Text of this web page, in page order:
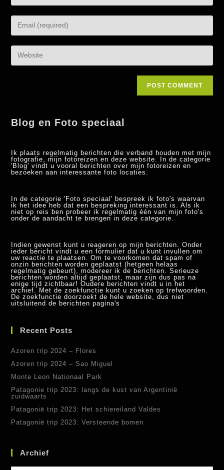
Blog en Foto speciaal
Ik plaats regelmatig berichten die verband houden met mijn
fotografie, mijn fotoreizen en deze website. In de categorie
'Blog' vindt u vooral berichten over mijn fotoreizen en
bezoeken aan interessante foto locaties.
In de categorie 'Foto speciaal' bespreek ik foto's waarvan
ik het idee heb dat een bespreking interessant is. Als ik
niet op reis ben probeer ik regelmatig één van mijn foto's
onder de aandacht te brengen in deze categorie.
Indien gewenst kunt u reageren op mijn berichten. Onder
ieder bericht vindt u een formulier dat u kunt invullen om
uw reactie te plaatsen. Om te voorkomen dat spam of
onzin berichten worden geplaatst (hetgeen helaas
regelmatig gebeurt), modereer ik de berichten. Serieuze
berichten worden altijd geplaatst, maar zijn dus pas na
enige tijd zichtbaar! Oudere berichten vindt u in het
archief. Met de zoekfunctie kunt u zoeken op trefwoorden.
De zoekfunctie doorzoekt de hele website, dus niet
uitsluitend de berichten pagina's
Recent Posts
Azoren trip 2024 – Flores
Azoren trip 2024 – Sao Miguel
Monte Leon Nationaal Park
Patagonie trip 2023: langs de kust van Argentinië
zuidwaarts
Patagonië trip 2023: Het schiereiland Valdes
Patagonië trip 2023: Versteende bomen
Archief